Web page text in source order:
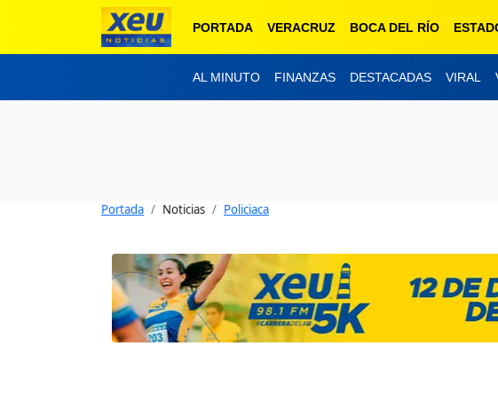
PORTADA VERACRUZ BOCA DEL RÍO
AL MINUTO FINANZAS DESTACADAS VIRAL
Portada Noticias Policiaca